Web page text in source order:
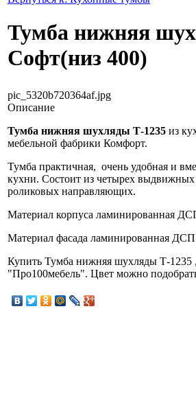
Тумба нижняя
Софт(низ 400)
pic_5320b720364af.jpg
Описание
Тумба нижняя шухляды Т-1235 из
мебельной фабрики Комфорт.
Тумба практичная, очень удобная и
кухни. Состоит из четырех
роликовых направляющих.
Материал корпуса ламинированная
Материал фасада ламинированная ДСП
Купить Тумба нижняя шухляды Т-
"Про100мебель". Цвет можно